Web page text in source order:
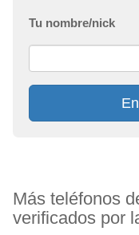
Tu nombre/nick
Más teléfonos
verificados por